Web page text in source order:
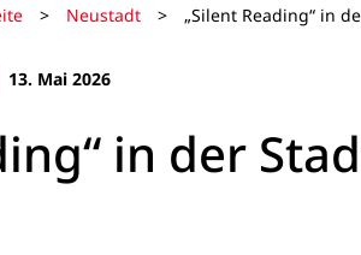
> Neustadt > „Silent Reading“ in
13. Mai 2026
in der